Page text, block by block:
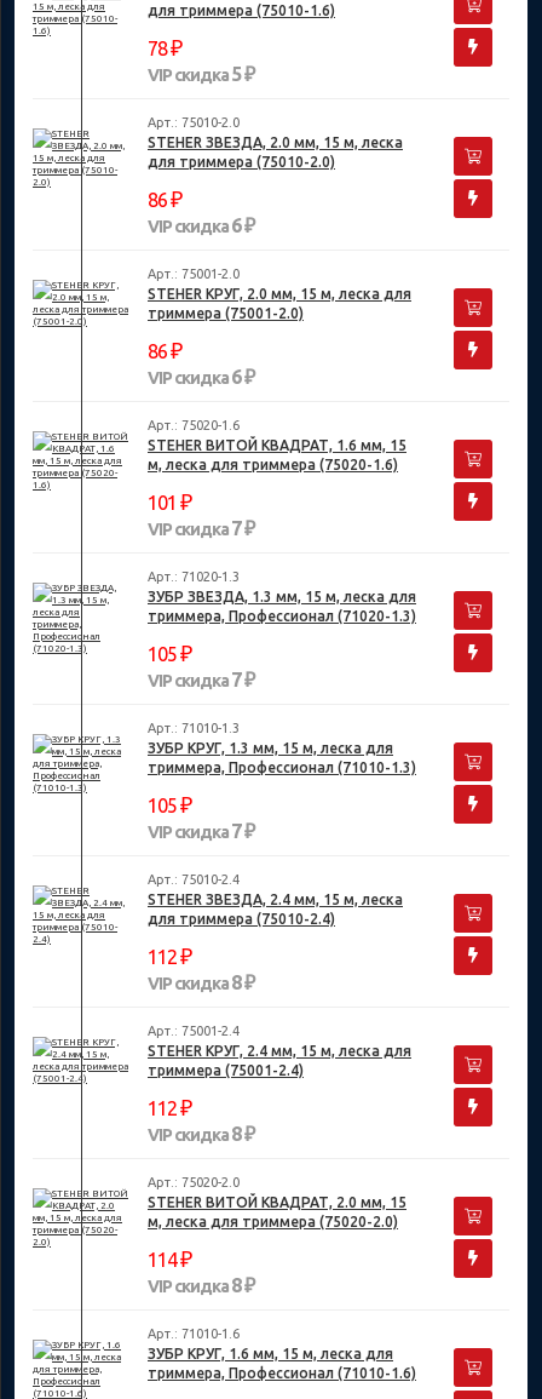
для триммера (75010-1.6)
78₽
VIP скидка5 ₽
Арт.: 75010-2.0
STEHER ЗВЕЗДА, 2.0 мм, 15 м, леска
для триммера (75010-2.0)
86₽
VIP скидка6 ₽
Арт.: 75001-2.0
STEHER КРУГ, 2.0 мм, 15 м, леска для
триммера (75001-2.0)
86₽
VIP скидка6 ₽
Арт.: 75020-1.6
STEHER ВИТОЙ КВАДРАТ, 1.6 мм, 15
м, леска для триммера (75020-1.6)
101 ₽
VIP скидка7 ₽
Арт.: 71020-1.3
ЗУБР ЗВЕЗДА, 1.3 мм, 15 м, леска для
триммера, Профессионал (71020-1.3)
105₽
VIP скидка7 ₽
Арт.: 71010-1.3
ЗУБР КРУГ, 1.3 мм, 15 м, леска для
триммера, Профессионал (71010-1.3)
105₽
VIP скидка7 ₽
Арт.: 75010-2.4
STEHER ЗВЕЗДА, 2.4 мм, 15 м, леска
для триммера (75010-2.4)
112₽
VIP скидка8 ₽
Арт.: 75001-2.4
STEHER КРУГ, 2.4 мм, 15 м, леска для
триммера (75001-2.4)
112₽
VIP скидка8 ₽
Арт.: 75020-2.0
STEHER ВИТОЙ КВАДРАТ, 2.0 мм, 15
м, леска для триммера (75020-2.0)
114₽
VIP скидка8 ₽
Арт.: 71010-1.6
ЗУБР КРУГ, 1.6 мм, 15 м, леска для
триммера, Профессионал (71010-1.6)